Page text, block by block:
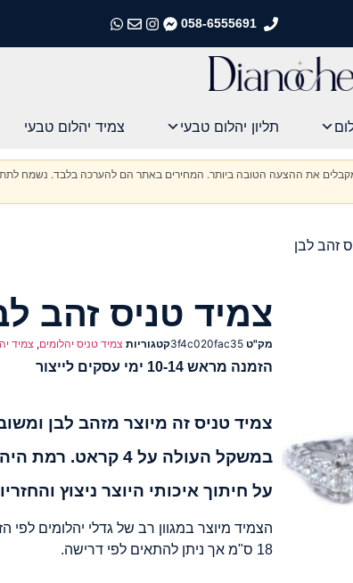
058-6555691
התקשרו אלינו
התקשרו אלינו
התקשרו אלינו
התקשרו אלינו
תליון יהלום טבעי צמיד יהלום טבעי
מקבלים את ההצעה הטובה ביותר. המחירים באתר הם להערכה בלבד. נשמח לתת
זהב לבן
צמיד טניס זהב
מק"ט 3f4c020fac35קטגוריות צמיד טניס יהלומים, צמיד
הזמנה מראש 10-14 ימי עסקים לייצור
צמיד טניס זה מיוצר מזהב לבן
במשקל העולה על 4
על חיתוך איכותי היוצר ניצוץ
הצמיד מיוצר במגוון רב של גדלי יהלומים לפי
18 ס"מ אך ניתן להתאים לפי דרישה.